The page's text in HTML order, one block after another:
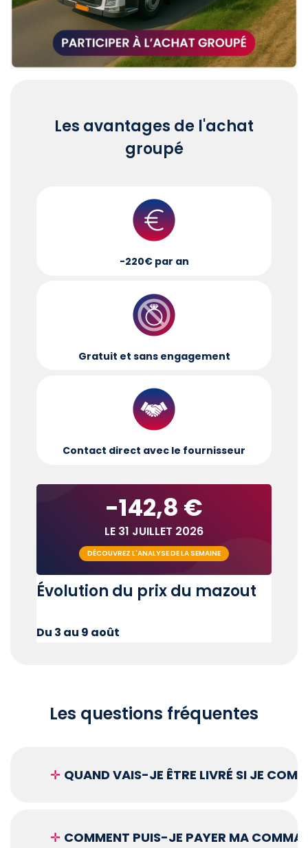
Les avantages de l'achat
groupé
-220€ par an
Gratuit et sans engagement
Contact direct avec le fournisseur
-142,8 €
LE 31 JUILLET 2026
DÉCOUVREZ L'ANALYSE DE LA SEMAINE
Évolution du prix du mazout
Du 3 au 9 août
Les questions fréquentes
✛ QUAND VAIS-JE ÊTRE LIVRÉ SI JE
✛ COMMENT PUIS-JE PAYER MA